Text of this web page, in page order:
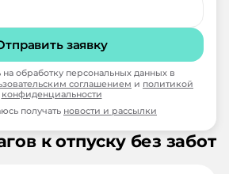
заявку
обработку персональных данных в
соглашением и политикой
конфиденциальности
получать новости и рассылки
к отпуску без забот